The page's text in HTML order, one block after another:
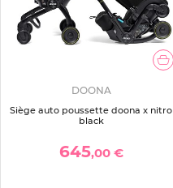
DOONA
Siège auto poussette doona x nitro
black
645,00 €